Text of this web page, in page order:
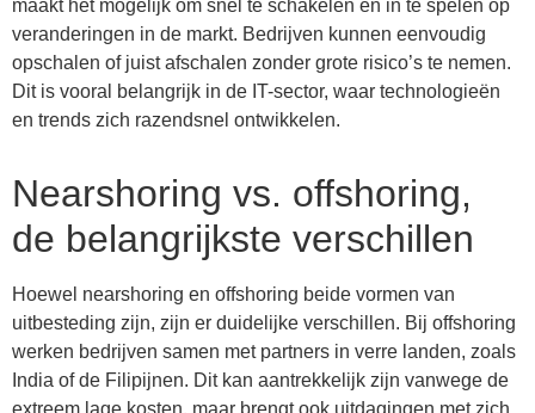
maakt het mogelijk om snel te schakelen en in te spelen op
veranderingen in de markt. Bedrijven kunnen eenvoudig
opschalen of juist afschalen zonder grote risico’s te nemen.
Dit is vooral belangrijk in de IT-sector, waar technologieën
en trends zich razendsnel ontwikkelen.
Nearshoring vs. offshoring,
de belangrijkste verschillen
Hoewel nearshoring en offshoring beide vormen van
uitbesteding zijn, zijn er duidelijke verschillen. Bij offshoring
werken bedrijven samen met partners in verre landen, zoals
India of de Filipijnen. Dit kan aantrekkelijk zijn vanwege de
extreem lage kosten, maar brengt ook uitdagingen met zich